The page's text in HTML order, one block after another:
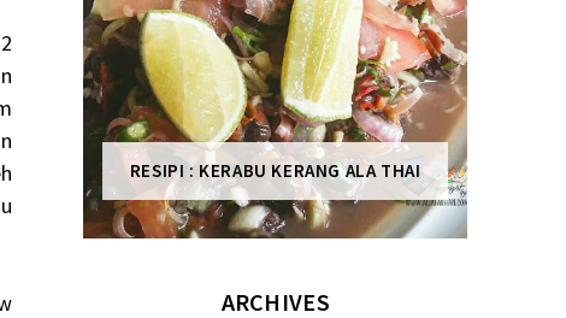
RESIPI : KERABU KERANG ALA THAI
ARCHIVES